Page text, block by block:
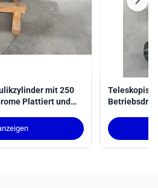
mit 250
Plattiert und
ISO 6022